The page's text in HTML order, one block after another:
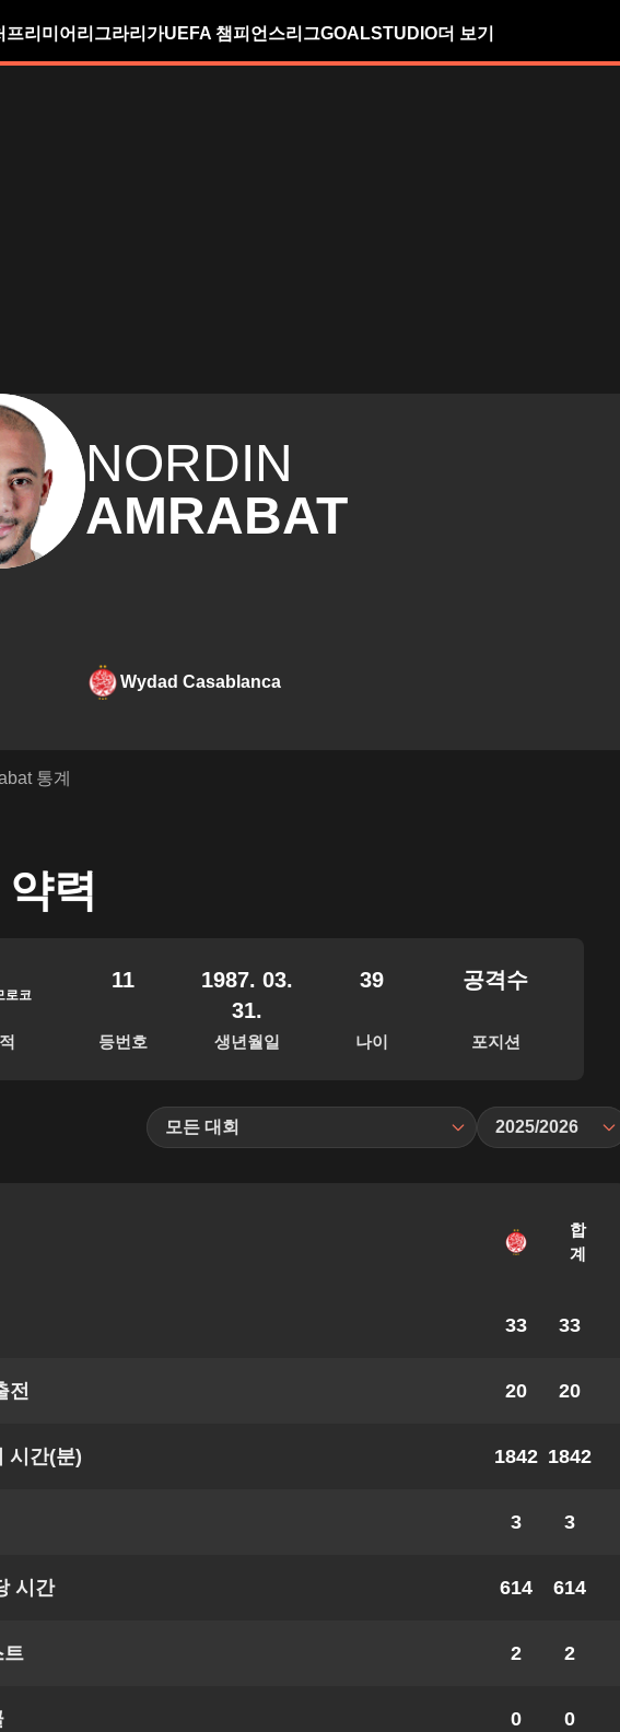
프리미어리그라리가UEFA 챔피언스리그GOALSTUDIO더 보기
NORDIN
AMRABAT
Wydad Casablanca
통계
력
로코
11
등번호
1987. 03.
31.
생년월일
39
나이
공격수
포지션
모든 대회 2025/2026
합
계
33 33
전 20 20
시간(분) 1842 1842
3 3
시간 614 614
트 2 2
0 0